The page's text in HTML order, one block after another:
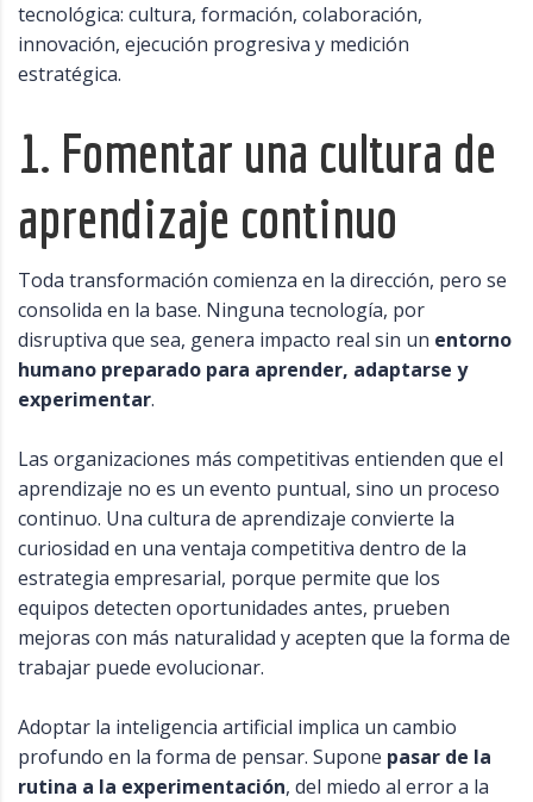
tecnológica: cultura, formación, colaboración,
innovación, ejecución progresiva y medición
estratégica.
1. Fomentar una cultura de
aprendizaje continuo
Toda transformación comienza en la dirección, pero se
consolida en la base. Ninguna tecnología, por
disruptiva que sea, genera impacto real sin un entorno
humano preparado para aprender, adaptarse y
experimentar.
Las organizaciones más competitivas entienden que el
aprendizaje no es un evento puntual, sino un proceso
continuo. Una cultura de aprendizaje convierte la
curiosidad en una ventaja competitiva dentro de la
estrategia empresarial, porque permite que los
equipos detecten oportunidades antes, prueben
mejoras con más naturalidad y acepten que la forma de
trabajar puede evolucionar.
Adoptar la inteligencia artificial implica un cambio
profundo en la forma de pensar. Supone pasar de la
rutina a la experimentación, del miedo al error a la